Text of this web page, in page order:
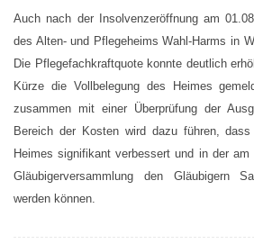
Auch nach der Insolvenzeröffnung am
des Alten- und Pflegeheims Wahl-Harms in
Die Pflegefachkraftquote konnte deutlich
Kürze die Vollbelegung des Heimes
zusammen mit einer Überprüfung der
Bereich der Kosten wird dazu führen,
Heimes signifikant verbessert und in der am
Gläubigerversammlung den Gläubigern
werden können.